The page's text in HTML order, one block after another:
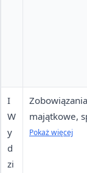
I
W
y
d
zi
majątkowe,
finanse
Pokaż więcej